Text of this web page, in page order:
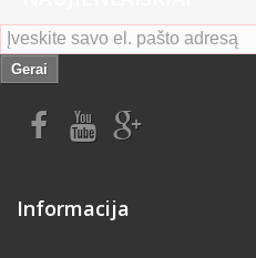
Gerai
Informacija